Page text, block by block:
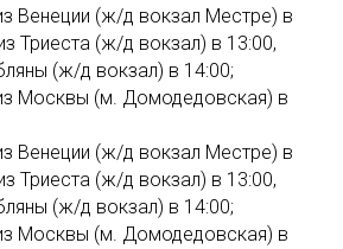
Венеции (ж/д вокзал Местре) в
Триеста (ж/д вокзал) в 13:00,
(ж/д вокзал) в 14:00;
Москвы (м. Домодедовская) в
Венеции (ж/д вокзал Местре) в
Триеста (ж/д вокзал) в 13:00,
(ж/д вокзал) в 14:00;
Москвы (м. Домодедовская) в